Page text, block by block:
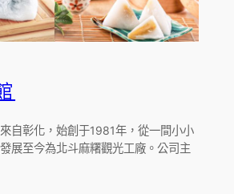
自彰化，始創于1981年，從一間小小
展至今為北斗麻糬觀光工廠。公司主